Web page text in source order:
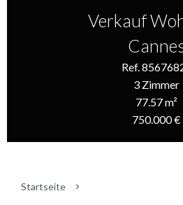
Verkauf
Ref.
3 Zimmer
77.57 m²
750.000 €
Startseite